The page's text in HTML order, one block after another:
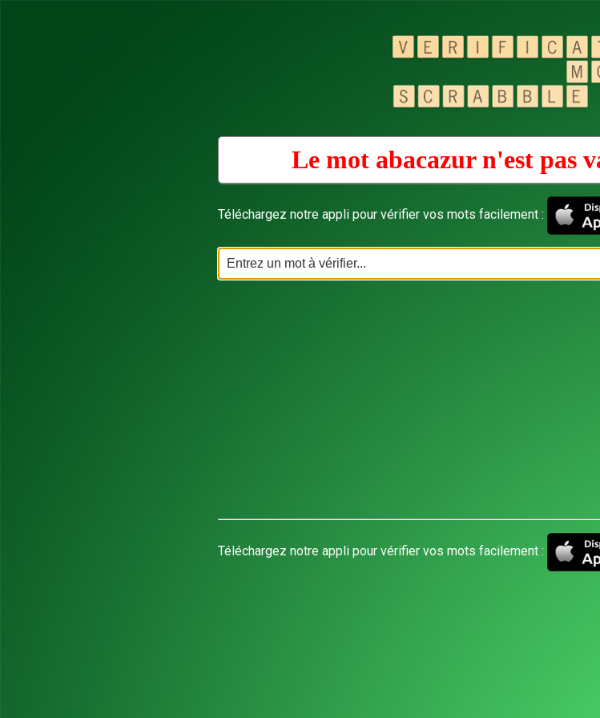
Le mot abacazur n'est pas
Téléchargez notre appli pour vérifier vos mots facilement :
Téléchargez notre appli pour vérifier vos mots facilement :